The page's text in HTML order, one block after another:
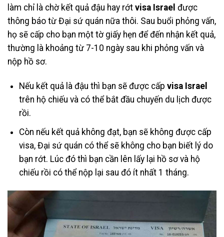
làm chỉ là chờ kết quả đậu hay rớt visa Israel được
thông báo từ Đại sứ quán nữa thôi. Sau buổi phỏng vấn,
họ sẽ cấp cho bạn một tờ giấy hẹn để đến nhận kết quả,
thường là khoảng từ 7-10 ngày sau khi phỏng vấn và
nộp hồ sơ.
Nếu kết quả là đậu thì bạn sẽ được cấp visa Israel
trên hộ chiếu và có thể bắt đầu chuyến du lịch được
rồi.
Còn nếu kết quả không đạt, bạn sẽ không được cấp
visa, Đại sứ quán có thể sẽ không cho bạn biết lý do
bạn rớt. Lúc đó thì bạn cần lên lấy lại hồ sơ và hộ
chiếu rồi có thể nộp lại sau đó ít nhất 1 tháng.